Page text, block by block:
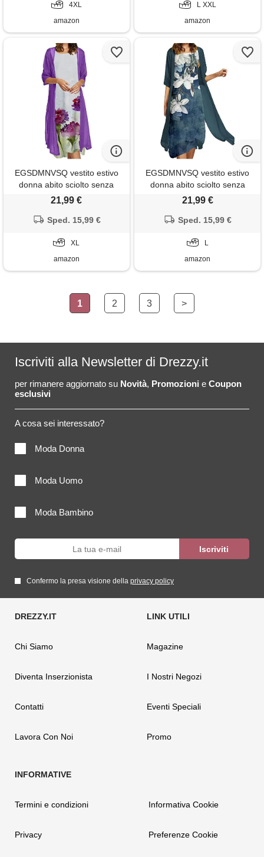
4XL
amazon
L XXL
amazon
EGSDMNVSQ vestito estivo
donna abito sciolto senza
maniche retro abiti lunghi
camicetta estivi vestiti
stampato 2 pezzi tulle
21,99 €
Sped. 15,99 €
XL
amazon
EGSDMNVSQ vestito estivo
donna abito sciolto senza
maniche retro abiti lunghi
camicetta estivi vestiti
stampato 2 pezzi tulle
21,99 €
Sped. 15,99 €
L
amazon
1 2 3 >
Iscriviti alla Newsletter di Drezzy.it
per rimanere aggiornato su Novità, Promozioni e Coupon
esclusivi
A cosa sei interessato?
Moda Donna
Moda Uomo
Moda Bambino
Confermo la presa visione della privacy policy
Chi Siamo
Diventa Inserzionista
Contatti
Lavora Con Noi
Magazine
I Nostri Negozi
Eventi Speciali
Promo
Termini e condizioni
Privacy
Informativa Cookie
Preferenze Cookie